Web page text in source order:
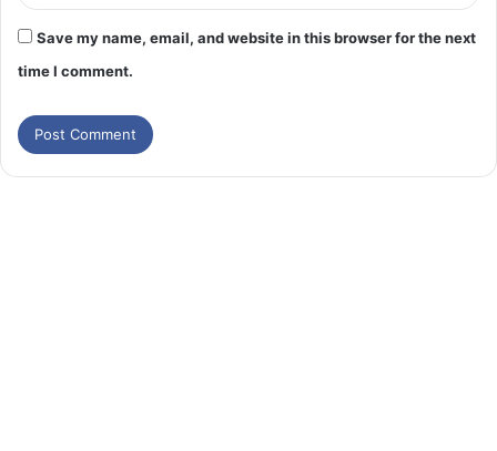
Save my name, email, and website in this browser for the next
time I comment.